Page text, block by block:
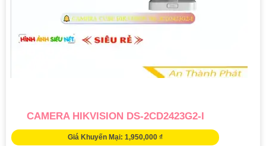
CAMERA HIKVISION DS-2CD2423G2-I
Giá Khuyến Mại: 1,950,000 ₫